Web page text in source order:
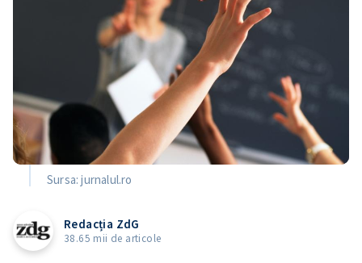
Sursa: jurnalul.ro
Redacția ZdG
38.65 mii de articole